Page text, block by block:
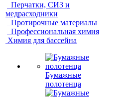
Перчатки, СИЗ и
медрасходники
Протирочные материалы
Профессиональная химия
Химия для бассейна
Бумажные
полотенца